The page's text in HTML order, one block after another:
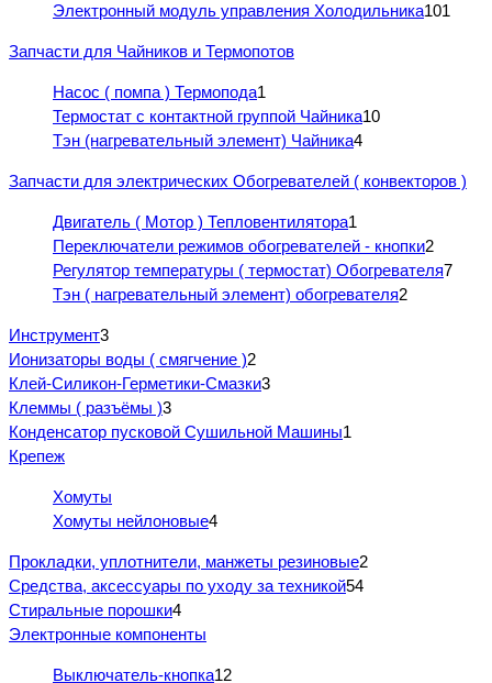
Электронный модуль управления Холодильника101
Запчасти для Чайников и Термопотов
Насос ( помпа ) Термопода1
Термостат с контактной группой Чайника10
Тэн (нагревательный элемент) Чайника4
Запчасти для электрических Обогревателей ( конвекторов )
Двигатель ( Мотор ) Тепловентилятора1
Переключатели режимов обогревателей - кнопки2
Регулятор температуры ( термостат) Обогревателя7
Тэн ( нагревательный элемент) обогревателя2
Инструмент3
Ионизаторы воды ( смягчение )2
Клей-Силикон-Герметики-Смазки3
Клеммы ( разъёмы )3
Конденсатор пусковой Сушильной Машины1
Крепеж
Хомуты
Хомуты нейлоновые4
Прокладки, уплотнители, манжеты резиновые2
Средства, аксессуары по уходу за техникой54
Стиральные порошки4
Электронные компоненты
Выключатель-кнопка12